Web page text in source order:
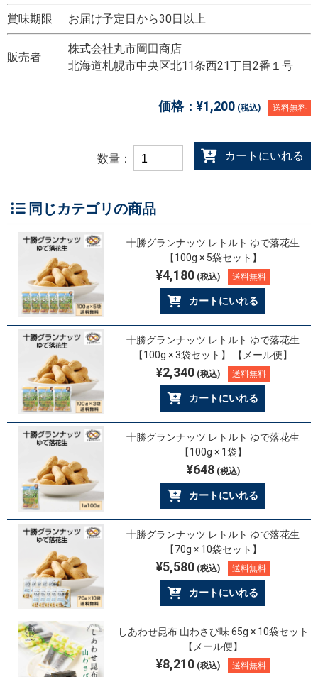
賞味期限 お届け予定日から30日以上
販売者
株式会社丸市岡田商店
北海道札幌市中央区北11条西21丁目2番１号
価格： ¥1,200 (税込) 送料無料
数量： カートにいれる
同じカテゴリの商品
十勝グランナッツ レトルト ゆで落花生
【100g × 5袋セット】
¥4,180(税込) 送料無料
カートにいれる
十勝グランナッツ レトルト ゆで落花生
【100g × 3袋セット】 【メール便】
¥2,340(税込) 送料無料
カートにいれる
十勝グランナッツ レトルト ゆで落花生
【100g × 1袋】
¥648(税込)
カートにいれる
十勝グランナッツ レトルト ゆで落花生
【70g × 10袋セット】
¥5,580(税込) 送料無料
カートにいれる
しあわせ昆布 山わさび味 65g × 10袋セット
【メール便】
¥8,210(税込) 送料無料